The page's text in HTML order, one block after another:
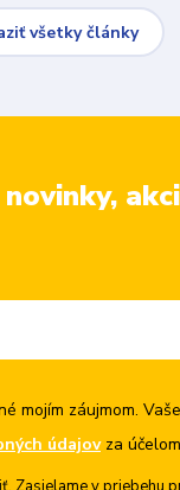
všetky články
mojím záujmom. Vaše
údajovza